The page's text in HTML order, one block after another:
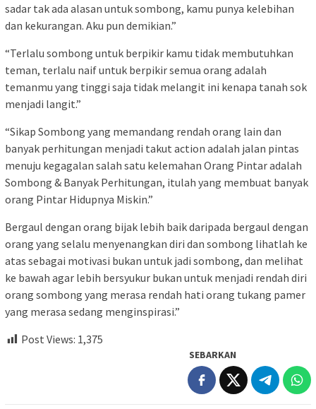
sadar tak ada alasan untuk sombong, kamu punya kelebihan
dan kekurangan. Aku pun demikian.”
“Terlalu sombong untuk berpikir kamu tidak membutuhkan
teman, terlalu naif untuk berpikir semua orang adalah
temanmu yang tinggi saja tidak melangit ini kenapa tanah sok
menjadi langit.”
“Sikap Sombong yang memandang rendah orang lain dan
banyak perhitungan menjadi takut action adalah jalan pintas
menuju kegagalan salah satu kelemahan Orang Pintar adalah
Sombong & Banyak Perhitungan, itulah yang membuat banyak
orang Pintar Hidupnya Miskin.”
Bergaul dengan orang bijak lebih baik daripada bergaul dengan
orang yang selalu menyenangkan diri dan sombong lihatlah ke
atas sebagai motivasi bukan untuk jadi sombong, dan melihat
ke bawah agar lebih bersyukur bukan untuk menjadi rendah diri
orang sombong yang merasa rendah hati orang tukang pamer
yang merasa sedang menginspirasi.”
Post Views: 1,375
SEBARKAN